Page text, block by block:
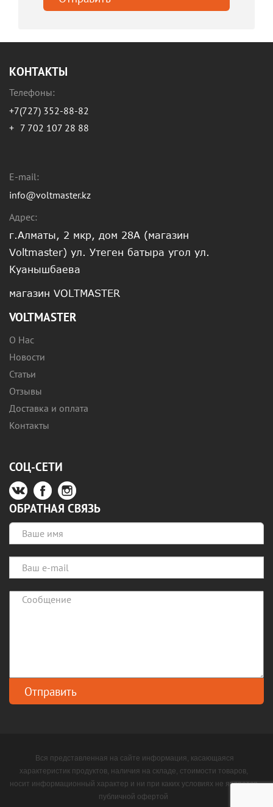
КОНТАКТЫ
Телефоны:
+7(727) 352-88-82
+ 7 702 107 28 88
E-mail:
info@voltmaster.kz
Адрес:
г.Алматы, 2 мкр, дом 28А (магазин
Voltmaster) ул. Утеген батыра угол ул.
Куанышбаева
магазин VOLTMASTER
VOLTMASTER
О Нас
Новости
Статьи
Отзывы
Доставка и оплата
Контакты
СОЦ-СЕТИ
ОБРАТНАЯ СВЯЗЬ
Вся представленная на сайте информация, касающаяся
характеристик продуктов, наличия на складе, стоимости товаров,
носит информационный характер и ни при каких условиях не является
публичной офертой